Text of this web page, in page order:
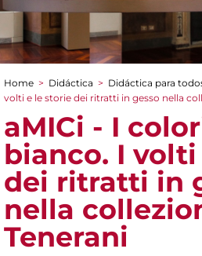
You are here
Home > Didáctica > Didáctica para
volti e le storie dei ritratti in gesso nella
aMICi - I
bianco. I
dei ritratti in
nella
Tenerani